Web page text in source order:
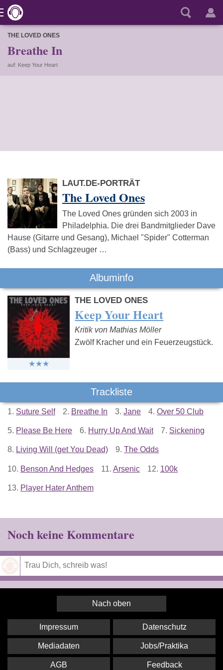
THE LOVED ONES
Breathe In
auf: Keep Your Heart
LAUT.DE-PORTRÄT
The Loved Ones
The Loved Ones gründen sich 2003 in
Philadelphia. Die drei Bandmitglieder Dave
Hause (Gitarre und Gesang), Michael "Spider" Cotterman
(Bass) und Schlagzeuger …
Albuminfo
THE LOVED ONES
Keep Your Heart
Kritik von Mathias Möller
Zwölf Kracher und ein Feuerzeugstück.
Trackliste
1. Suture Self 2. Breathe In 3. Jane 4. Over 50 Club
5. Please Be Here 6. Hurry Up And Wait 7. Sickening
8. Living Will (get You Dead) 9. The Odds
10. Benson And Hedges 11. Arsenic 12. 100k
13. Player Hater Anthem
Noch keine Kommentare
Nach oben
Impressum Datenschutz
Mediadaten Jobs/Praktika
AGB Feedback